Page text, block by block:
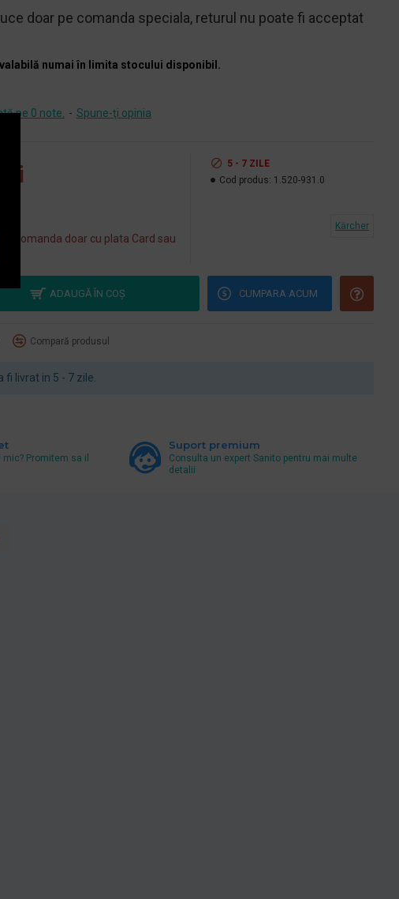
doar pe comanda speciala, returul nu poate fi acceptat
numai în limita stocului disponibil.
fi livrat in 5 - 7 zile.
pe 0 note. - Spune-ţi opinia
comanda doar cu plata Card sau
5 - 7 ZILE
Cod produs: 1.520-931.0
Kärcher
ADAUGĂ ÎN COŞ CUMPARA ACUM
Compară produsul
Promitem sa il
Suport premium
Consulta un expert Sanito pentru mai multe
detalii